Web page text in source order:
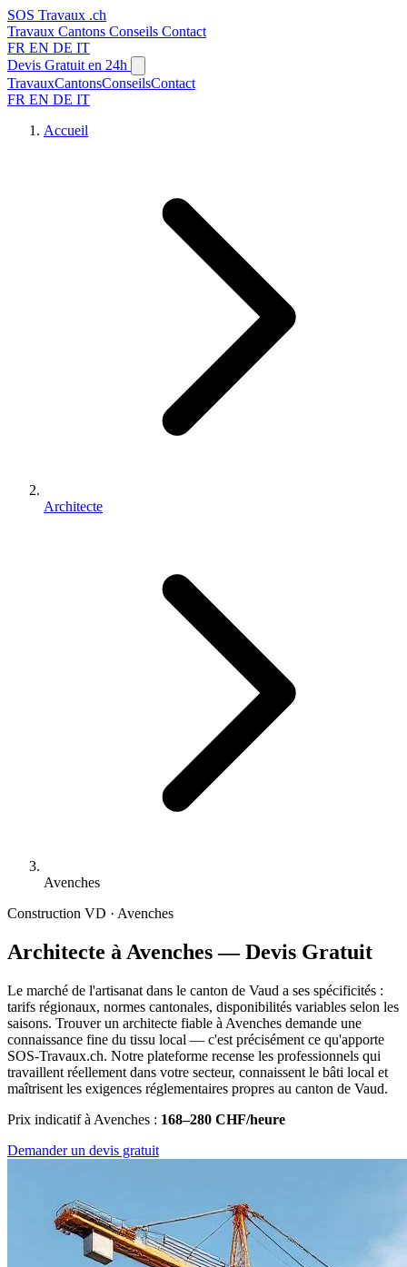
SOS Travaux .ch
Travaux Cantons Conseils Contact
FR EN DE IT
Devis Gratuit en 24h
TravauxCantonsConseilsContact
FR EN DE IT
Accueil
Architecte
Avenches
Construction VD · Avenches
Architecte à Avenches — Devis Gratuit
Le marché de l'artisanat dans le canton de Vaud a ses spécificités :
tarifs régionaux, normes cantonales, disponibilités variables selon les
saisons. Trouver un architecte fiable à Avenches demande une
connaissance fine du tissu local — c'est précisément ce qu'apporte
SOS-Travaux.ch. Notre plateforme recense les professionnels qui
travaillent réellement dans votre secteur, connaissent le bâti local et
maîtrisent les exigences réglementaires propres au canton de Vaud.
Prix indicatif à Avenches : 168–280 CHF/heure
Demander un devis gratuit